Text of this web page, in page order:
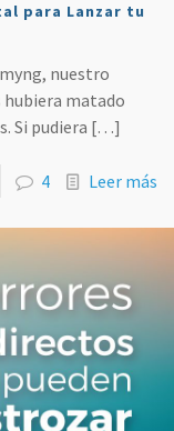
para Lanzar tu
nuestro
matado
Si pudiera […]
4 Leer más